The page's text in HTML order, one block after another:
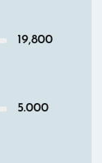
19,800
5.000